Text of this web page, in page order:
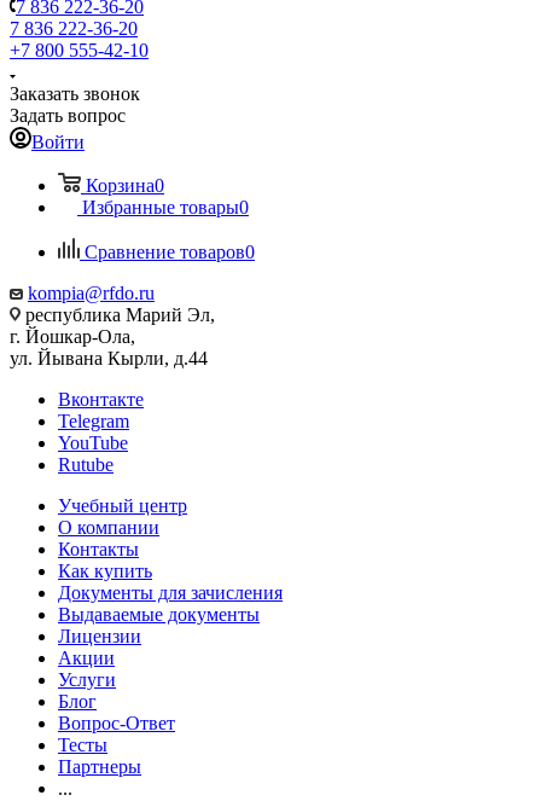
7 836 222-36-20
7 836 222-36-20
+7 800 555-42-10
Заказать звонок
Задать вопрос
Войти
Корзина0
Избранные товары0
Сравнение товаров0
kompia@rfdo.ru
республика Марий Эл,
г. Йошкар-Ола,
ул. Йывана Кырли, д.44
Вконтакте
Telegram
YouTube
Rutube
Учебный центр
О компании
Контакты
Как купить
Документы для зачисления
Выдаваемые документы
Лицензии
Акции
Услуги
Блог
Вопрос-Ответ
Тесты
Партнеры
...